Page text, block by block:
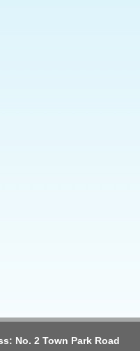
No. 2 Town Park Road